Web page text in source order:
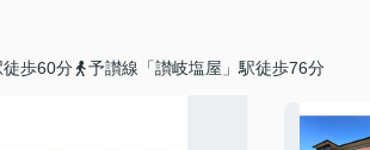
歩60分 予讃線「讃岐塩屋」駅徒歩76分